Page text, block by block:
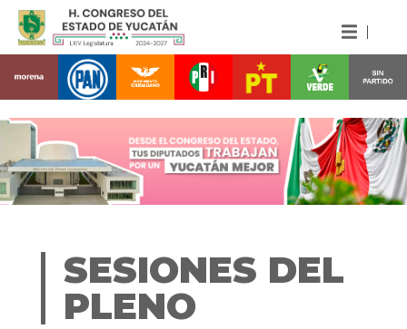
SESIONES DEL
PLENO